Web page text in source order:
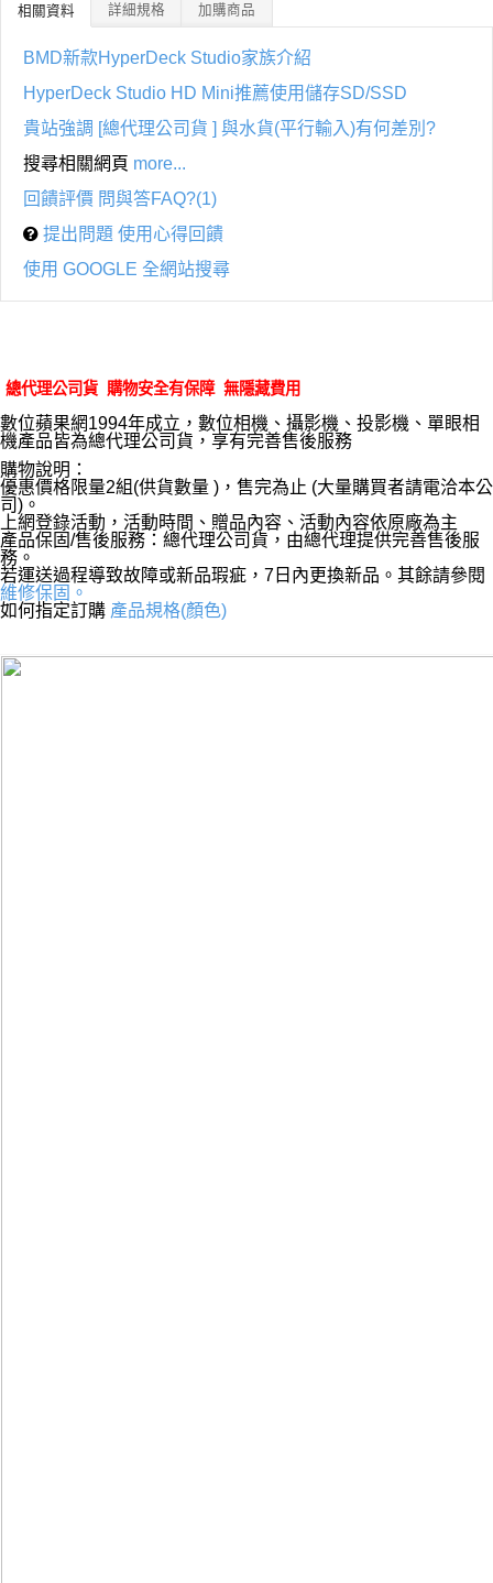
相關資料 詳細規格 加購商品
BMD新款HyperDeck Studio家族介紹
HyperDeck Studio HD Mini推薦使用儲存SD/SSD
貴站強調 [總代理公司貨 ] 與水貨(平行輸入)有何差別?
搜尋相關網頁 more...
回饋評價 問與答FAQ?(1)
提出問題 使用心得回饋
使用 GOOGLE 全網站搜尋
總代理公司貨 購物安全有保障 無隱藏費用
數位蘋果網1994年成立，數位相機、攝影機、投影機、單眼相
機產品皆為總代理公司貨，享有完善售後服務
購物說明：
優惠價格限量2組(供貨數量 )，售完為止 (大量購買者請電洽本公
司)。
上網登錄活動，活動時間、贈品內容、活動內容依原廠為主
產品保固/售後服務：總代理公司貨，由總代理提供完善售後服
務。
若運送過程導致故障或新品瑕疵，7日內更換新品。其餘請參閱
維修保固。
如何指定訂購 產品規格(顏色)